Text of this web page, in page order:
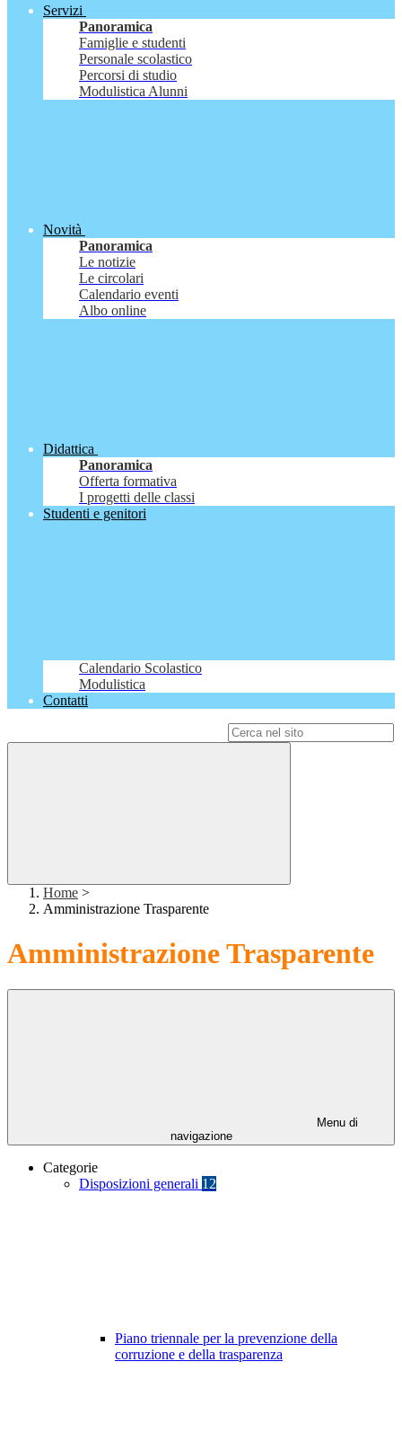
Servizi
Panoramica
Famiglie e studenti
Personale scolastico
Percorsi di studio
Modulistica Alunni
Novità
Panoramica
Le notizie
Le circolari
Calendario eventi
Albo online
Didattica
Panoramica
Offerta formativa
I progetti delle classi
Studenti e genitori
Calendario Scolastico
Modulistica
Contatti
Home >
Amministrazione Trasparente
Amministrazione Trasparente
Menu di
navigazione
Categorie
Disposizioni generali 12
Piano triennale per la prevenzione della
corruzione e della trasparenza